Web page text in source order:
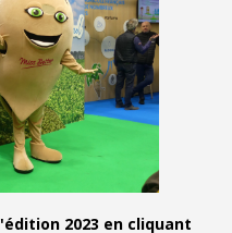
2023 en cliquant